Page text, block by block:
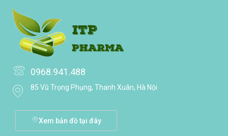
0968.941.488
85 Vũ Trọng Phụng, Thanh Xuân, Hà Nội
Xem bản đồ tại đây